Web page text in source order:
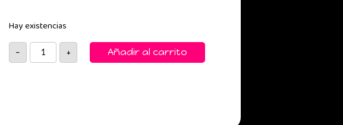
Hay existencias
- + Añadir al carrito